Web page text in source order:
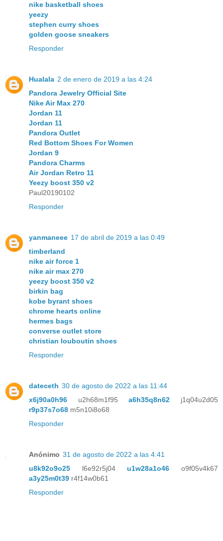
nike basketball shoes
yeezy
stephen curry shoes
golden goose sneakers
Responder
Hualala 2 de enero de 2019 a las 4:24
Pandora Jewelry Official Site
Nike Air Max 270
Jordan 11
Jordan 11
Pandora Outlet
Red Bottom Shoes For Women
Jordan 9
Pandora Charms
Air Jordan Retro 11
Yeezy boost 350 v2
Paul20190102
Responder
yanmaneee 17 de abril de 2019 a las 0:49
timberland
nike air force 1
nike air max 270
yeezy boost 350 v2
birkin bag
kobe byrant shoes
chrome hearts online
hermes bags
converse outlet store
christian louboutin shoes
Responder
dateceth 30 de agosto de 2022 a las 11:44
x6j90a0h96 u2h68m1f95a6h35q8n62 j1q04u2d05
r9p37s7o68 m5n10i8o68
Responder
Anónimo 31 de agosto de 2022 a las 4:41
u8k92o9o25 l6e92r5j04u1w28a1o46 o9f05v4k67
a3y25m0t39 r4f14w0b61
Responder